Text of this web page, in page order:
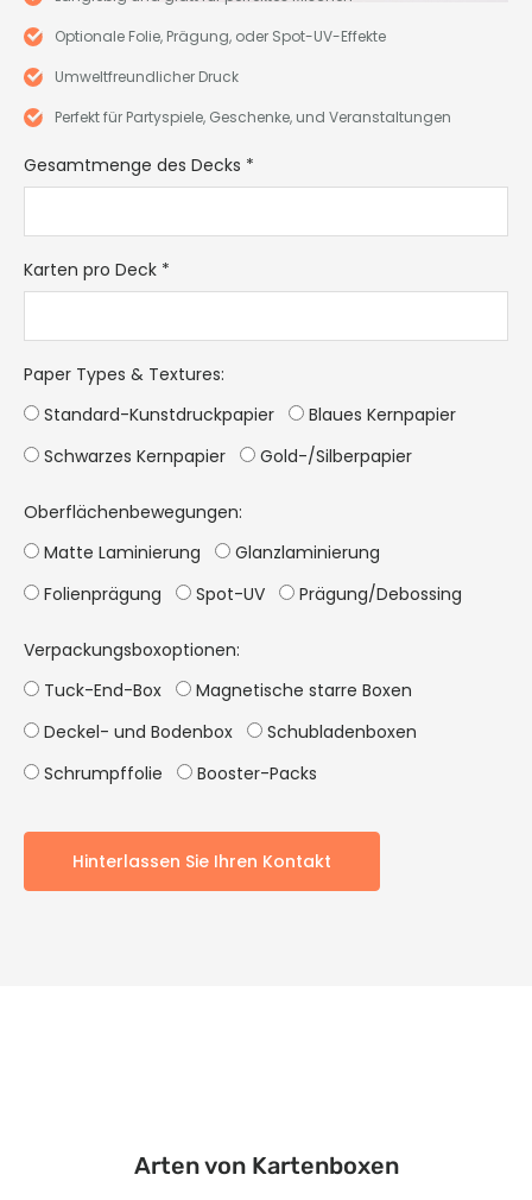
Optionale Folie, Prägung, oder Spot-UV-Effekte
Umweltfreundlicher Druck
Perfekt für Partyspiele, Geschenke, und Veranstaltungen
Gesamtmenge des Decks *
Karten pro Deck *
Paper Types & Textures:
Standard-Kunstdruckpapier
Blaues Kernpapier
Schwarzes Kernpapier
Gold-/Silberpapier
Oberflächenbewegungen:
Matte Laminierung
Glanzlaminierung
Folienprägung
Spot-UV Prägung/Debossing
Verpackungsboxoptionen:
Tuck-End-Box
Magnetische starre Boxen
Deckel- und Bodenbox
Schubladenboxen
Schrumpffolie
Booster-Packs
Hinterlassen Sie Ihren Kontakt
Arten von Kartenboxen